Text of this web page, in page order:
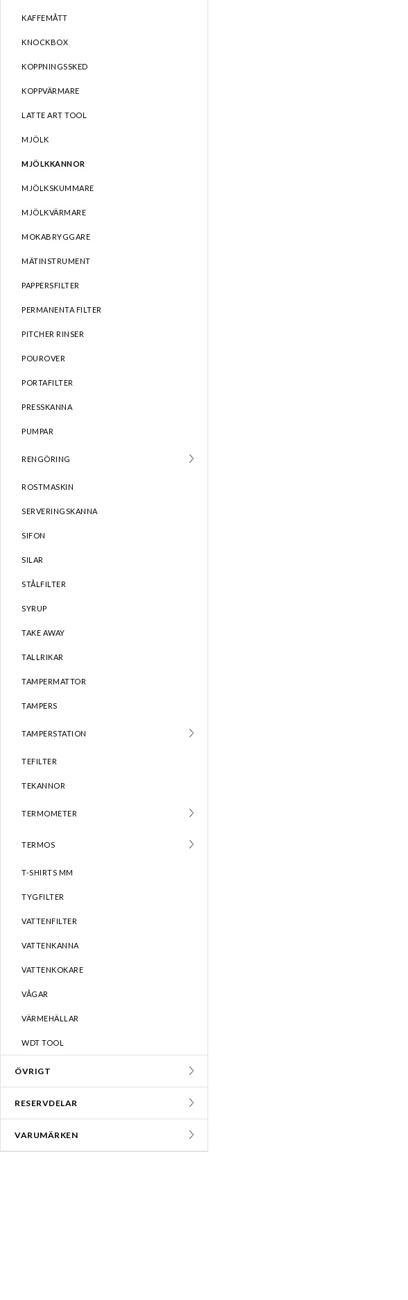
KAFFEMÅTT
KNOCKBOX
KOPPNINGSSKED
KOPPVÄRMARE
LATTE ART TOOL
MJÖLK
MJÖLKKANNOR
MJÖLKSKUMMARE
MJÖLKVÄRMARE
MOKABRYGGARE
MÄTINSTRUMENT
PAPPERSFILTER
PERMANENTA FILTER
PITCHER RINSER
POUROVER
PORTAFILTER
PRESSKANNA
PUMPAR
RENGÖRING
ROSTMASKIN
SERVERINGSKANNA
SIFON
SILAR
STÅLFILTER
SYRUP
TAKE AWAY
TALLRIKAR
TAMPERMATTOR
TAMPERS
TAMPERSTATION
TEFILTER
TEKANNOR
TERMOMETER
TERMOS
T-SHIRTS MM
TYGFILTER
VATTENFILTER
VATTENKANNA
VATTENKOKARE
VÅGAR
VÄRMEHÄLLAR
WDT TOOL
ÖVRIGT
RESERVDELAR
VARUMÄRKEN